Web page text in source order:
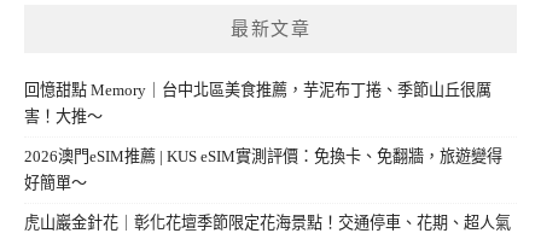
最新文章
回憶甜點 Memory｜台中北區美食推薦，芋泥布丁捲、季節山丘很厲
害！大推～
2026澳門eSIM推薦 | KUS eSIM實測評價：免換卡、免翻牆，旅遊變得
好簡單～
虎山巖金針花｜彰化花壇季節限定花海景點！交通停車、花期、超人氣